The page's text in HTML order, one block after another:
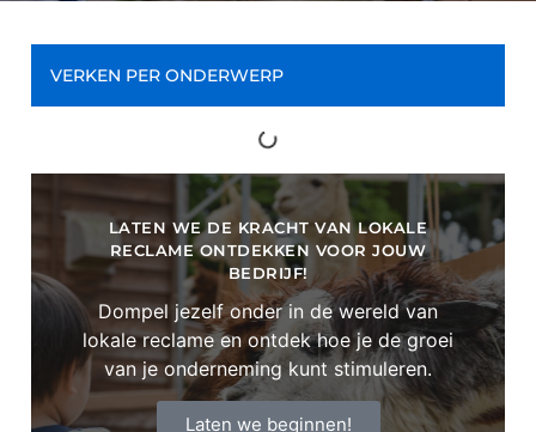
VERKEN PER ONDERWERP
LATEN WE DE KRACHT VAN LOKALE
RECLAME ONTDEKKEN VOOR JOUW
BEDRIJF!
Dompel jezelf onder in de wereld van
lokale reclame en ontdek hoe je de groei
van je onderneming kunt stimuleren.
Laten we beginnen!